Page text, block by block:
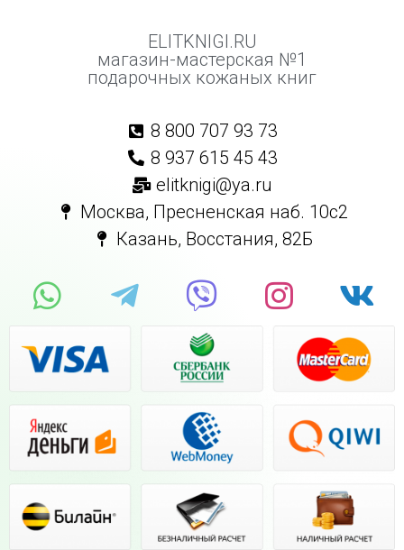
ELITKNIGI.RU
магазин-мастерская №1
подарочных кожаных книг
8 800 707 93 73
8 937 615 45 43
elitknigi@ya.ru
Москва, Пресненская наб. 10с2
Казань, Восстания, 82Б